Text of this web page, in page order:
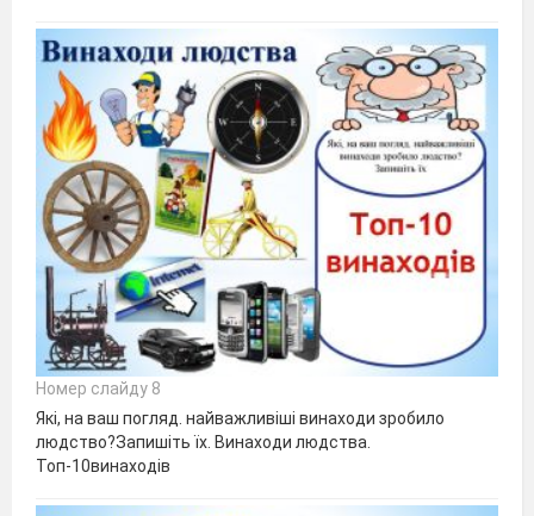
Номер слайду 8
Які, на ваш погляд. найважливіші винаходи зробило
людство?Запишіть їх. Винаходи людства.
Топ-10винаходів